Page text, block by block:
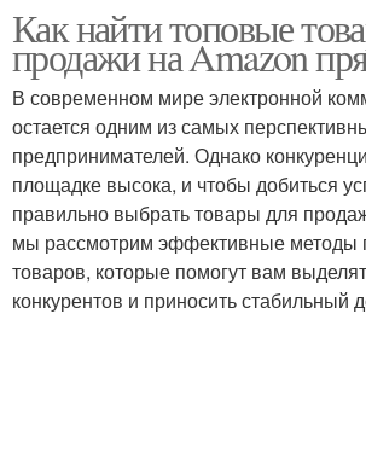
Как найти топовые
продажи на Amazon
В современном мире электронной
остается одним из самых
предпринимателей. Однако
площадке высока, и чтобы добиться
правильно выбрать товары для
мы рассмотрим эффективные методы
товаров, которые помогут вам
конкурентов и приносить стабильный